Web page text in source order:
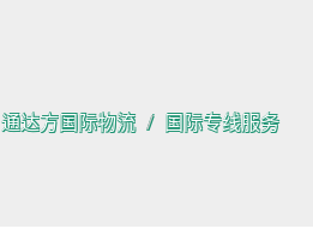
通达方国际物流 国际专线服务